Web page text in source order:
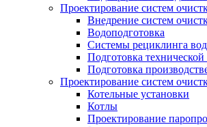
Проектирование систем
Внедрение систем
Водоподготовка
Системы рециклинга
Подготовка
Подготовка
Проектирование систем
Котельные установки
Котлы
Проектирование